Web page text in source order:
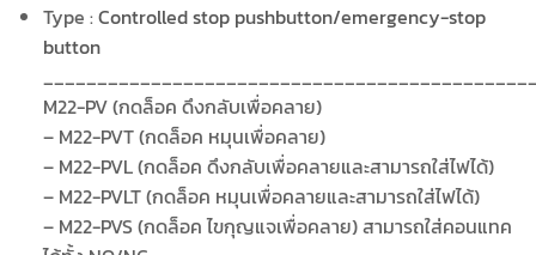
Type :Controlled stop pushbutton/emergency-stop
button
M22-PV (กดล็อค ดึงกลับเพื่อคลาย)
– M22-PVT (กดล็อค หมุนเพื่อคลาย)
– M22-PVL (กดล็อค ดึงกลับเพื่อคลายและสามารถใส่ไฟได้)
– M22-PVLT (กดล็อค หมุนเพื่อคลายและสามารถใส่ไฟได้)
– M22-PVS (กดล็อค ไขกุญแจเพื่อคลาย) สามารถใส่คอนแทค